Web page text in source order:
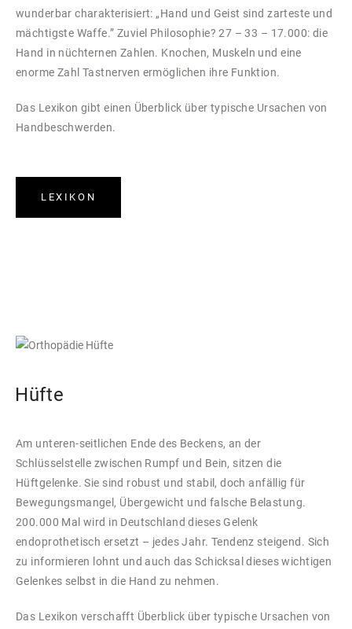
wunderbar charakterisiert: „Hand und Geist sind zarteste und
mächtigste Waffe.” Zuviel Philosophie? 27 – 33 – 17.000: die
Hand in nüchternen Zahlen. Knochen, Muskeln und eine
enorme Zahl Tastnerven ermöglichen ihre Funktion.
Das Lexikon gibt einen Überblick über typische Ursachen von
Handbeschwerden.
LEXIKON
Hüfte
Am unteren-seitlichen Ende des Beckens, an der
Schlüsselstelle zwischen Rumpf und Bein, sitzen die
Hüftgelenke. Sie sind robust und stabil, doch anfällig für
Bewegungsmangel, Übergewicht und falsche Belastung.
200.000 Mal wird in Deutschland dieses Gelenk
endoprothetisch ersetzt – jedes Jahr. Tendenz steigend. Sich
zu informieren lohnt und auch das Schicksal dieses wichtigen
Gelenkes selbst in die Hand zu nehmen.
Das Lexikon verschafft Überblick über typische Ursachen von